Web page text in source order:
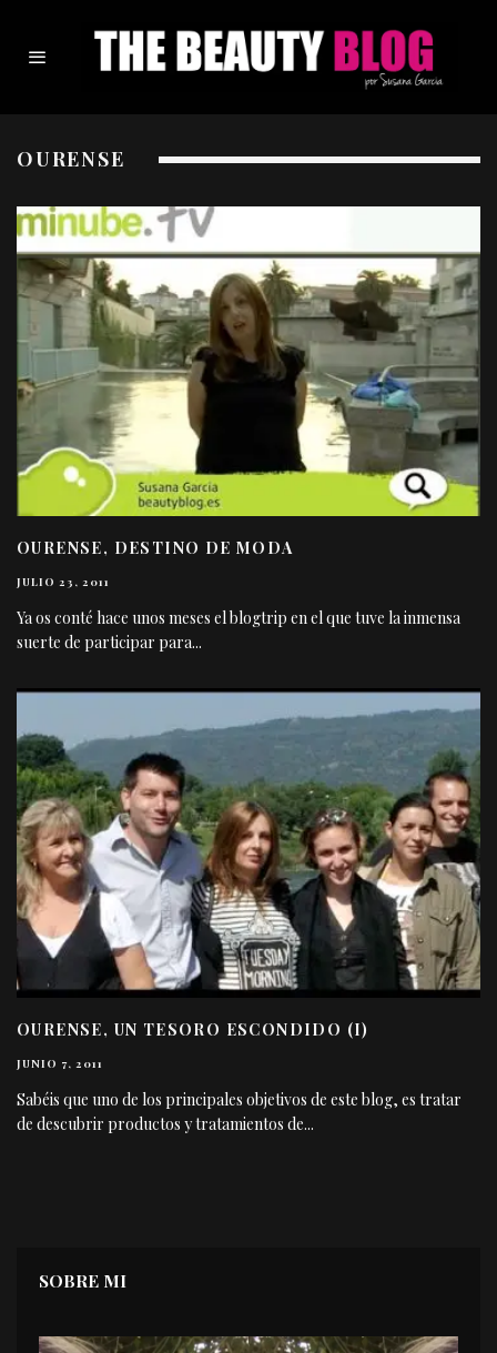
OURENSE
OURENSE, DESTINO DE MODA
JULIO 23, 2011
Ya os conté hace unos meses el blogtrip en el que tuve la inmensa
suerte de participar para...
OURENSE, UN TESORO ESCONDIDO (I)
JUNIO 7, 2011
Sabéis que uno de los principales objetivos de este blog, es tratar
de descubrir productos y tratamientos de...
SOBRE MI